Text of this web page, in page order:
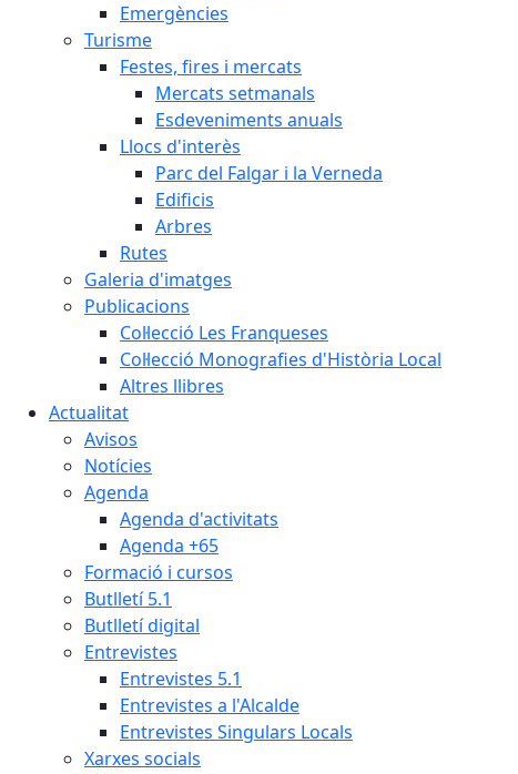
Emergències
Turisme
Festes, fires i mercats
Mercats setmanals
Esdeveniments anuals
Llocs d'interès
Parc del Falgar i la Verneda
Edificis
Arbres
Rutes
Galeria d'imatges
Publicacions
Col·lecció Les Franqueses
Col·lecció Monografies d'Història Local
Altres llibres
Actualitat
Avisos
Notícies
Agenda
Agenda d'activitats
Agenda +65
Formació i cursos
Butlletí 5.1
Butlletí digital
Entrevistes
Entrevistes 5.1
Entrevistes a l'Alcalde
Entrevistes Singulars Locals
Xarxes socials